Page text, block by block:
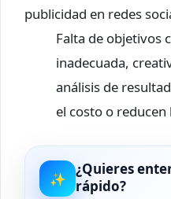
publicidad en redes
Falta de objetivos
inadecuada,
análisis de
el costo o
✨
¿Quieres
rápido?